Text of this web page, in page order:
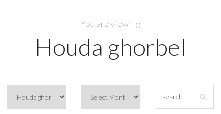
You are viewing
Houda ghorbel